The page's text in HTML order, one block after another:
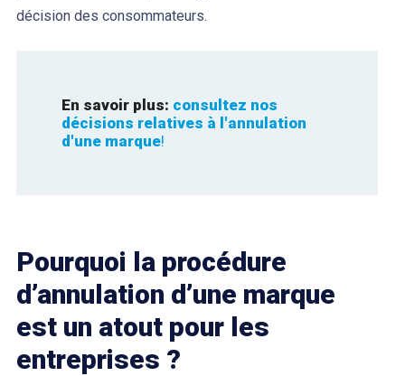
décision des consommateurs.
En savoir plus: consultez nos
décisions relatives à l'annulation
d'une marque!
Pourquoi la procédure
d’annulation d’une marque
est un atout pour les
entreprises ?